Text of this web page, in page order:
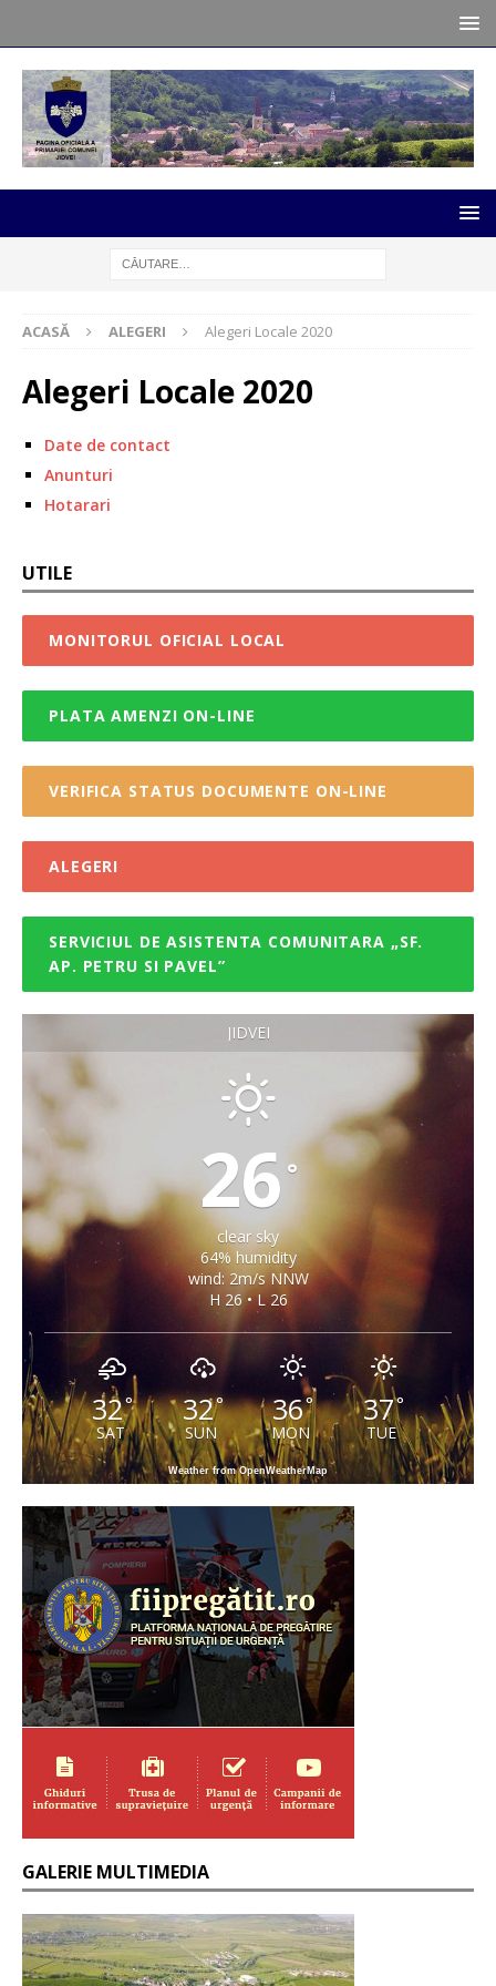
ACASĂ ALEGERI Alegeri Locale 2020
Alegeri Locale 2020
Date de contact
Anunturi
Hotarari
UTILE
MONITORUL OFICIAL LOCAL
PLATA AMENZI ON-LINE
VERIFICA STATUS DOCUMENTE ON-LINE
ALEGERI
SERVICIUL DE ASISTENTA COMUNITARA „SF.
AP. PETRU SI PAVEL”
JIDVEI
26 °
clear sky
64% humidity
wind: 2m/s NNW
H 26 • L 26
32°
SAT
32°
SUN
36°
MON
37°
TUE
Weather from OpenWeatherMap
GALERIE MULTIMEDIA